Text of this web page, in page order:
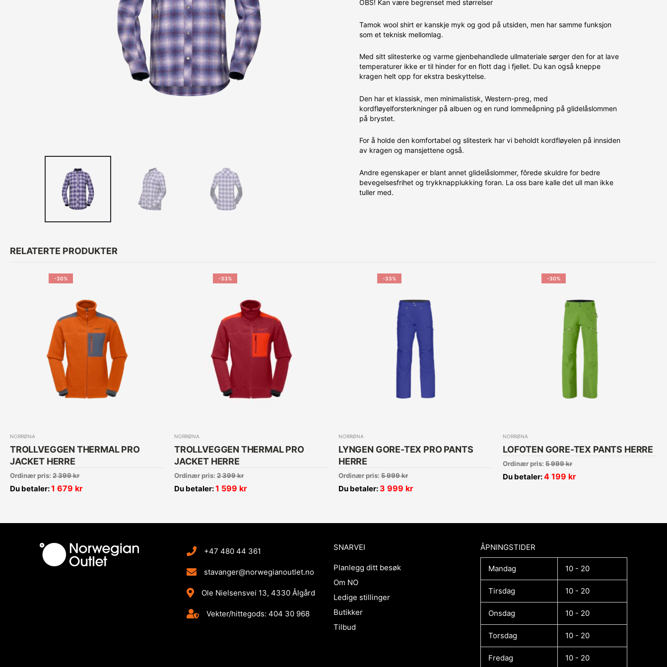
OBS! Kan være begrenset med størrelser
Tamok wool shirt er kanskje myk og god på utsiden, men har samme funksjon
som et teknisk mellomlag.
Med sitt slitesterke og varme gjenbehandlede ullmateriale sørger den for at lave
temperaturer ikke er til hinder for en flott dag i fjellet. Du kan også kneppe
kragen helt opp for ekstra beskyttelse.
Den har et klassisk, men minimalistisk, Western-preg, med
kordfløyelforsterkninger på albuen og en rund lommeåpning på glidelåslommen
på brystet.
For å holde den komfortabel og slitesterk har vi beholdt kordfløyelen på innsiden
av kragen og mansjettene også.
Andre egenskaper er blant annet glidelåslommer, fôrede skuldre for bedre
bevegelsesfrihet og trykknapplukking foran. La oss bare kalle det ull man ikke
tuller med.
RELATERTE PRODUKTER
-30%
NORRØNA
TROLLVEGGEN THERMAL PRO
JACKET HERRE
Ordinær pris: 2 399kr
Du betaler:1 679 kr
-33%
NORRØNA
TROLLVEGGEN THERMAL PRO
JACKET HERRE
Ordinær pris: 2 399kr
Du betaler:1 599 kr
-33%
NORRØNA
LYNGEN GORE-TEX PRO PANTS
HERRE
Ordinær pris: 5 999kr
Du betaler: 3 999 kr
-30%
NORRØNA
LOFOTEN GORE-TEX PANTS HERRE
Ordinær pris: 5 999kr
Du betaler:4 199 kr
+47 480 44 361
stavanger@norwegianoutlet.no
Ole Nielsensvei 13, 4330 Ålgård
Vekter/hittegods: 404 30 968
SNARVEI
Planlegg ditt besøk
Om NO
Ledige stillinger
Butikker
Tilbud
ÅPNINGSTIDER​
Mandag 10 - 20
Tirsdag 10 - 20
Onsdag 10 - 20
Torsdag 10 - 20
Fredag 10 - 20